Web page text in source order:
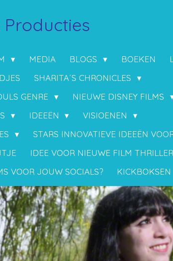
Producties
MEDIA BLOGS BOEKEN
SHARITA´S CHRONICLES
GENRE
NIEUWE DISNEY FILMS
IDEEËN
VISIOENEN
STARS INNOVATIEVE IDEEËN
IDEE VOOR NIEUWE FILM THRILLER
VOOR JOUW SOCIALS? KICKBOKSEN